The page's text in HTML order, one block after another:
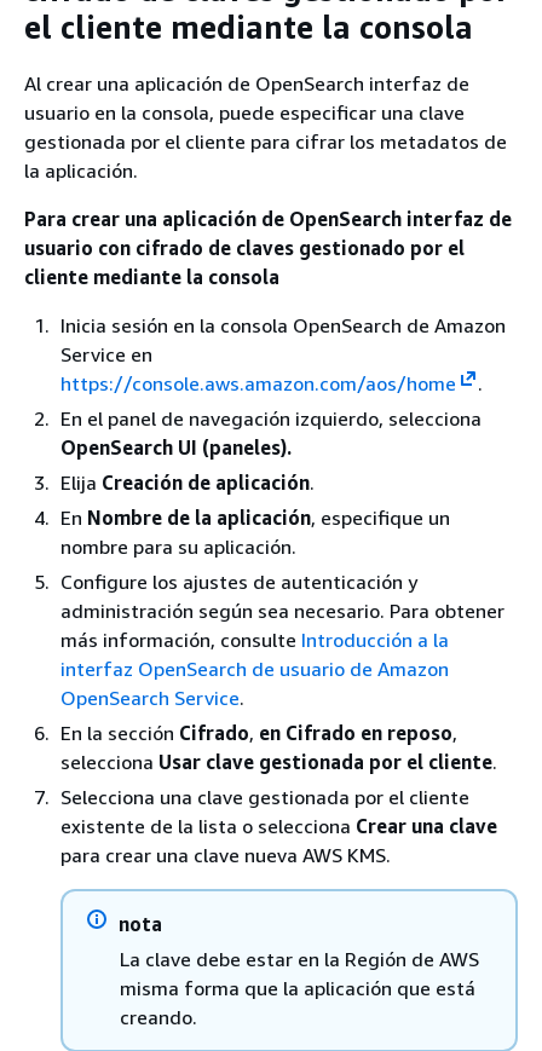
el cliente mediante la consola
Al crear una aplicación de OpenSearch interfaz de
usuario en la consola, puede especificar una clave
gestionada por el cliente para cifrar los metadatos de
la aplicación.
Para crear una aplicación de OpenSearch interfaz de
usuario con cifrado de claves gestionado por el
cliente mediante la consola
Inicia sesión en la consola OpenSearch de Amazon
Service en
https://console.aws.amazon.com/aos/home
.
En el panel de navegación izquierdo, selecciona
OpenSearch UI (paneles).
Elija Creación de aplicación.
En Nombre de la aplicación, especifique un
nombre para su aplicación.
Configure los ajustes de autenticación y
administración según sea necesario. Para obtener
más información, consulte Introducción a la
interfaz OpenSearch de usuario de Amazon
OpenSearch Service.
En la sección Cifrado, en Cifrado en reposo,
selecciona Usar clave gestionada por el cliente.
Selecciona una clave gestionada por el cliente
existente de la lista o selecciona Crear una clave
para crear una clave nueva AWS KMS.
nota
La clave debe estar en la Región de AWS
misma forma que la aplicación que está
creando.